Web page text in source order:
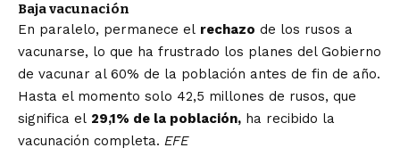
Baja vacunación
En paralelo, permanece el rechazo de los rusos a
vacunarse, lo que ha frustrado los planes del Gobierno
de vacunar al 60% de la población antes de fin de año.
Hasta el momento solo 42,5 millones de rusos, que
significa el 29,1% de la población, ha recibido la
vacunación completa. EFE